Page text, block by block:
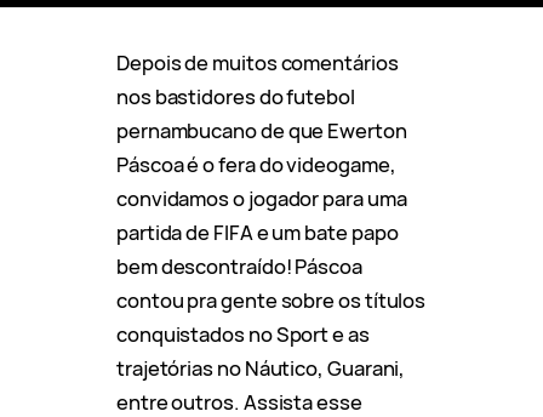
Depois de muitos comentários
nos bastidores do futebol
pernambucano de que Ewerton
Páscoa é o fera do videogame,
convidamos o jogador para uma
partida de FIFA e um bate papo
bem descontraído! Páscoa
contou pra gente sobre os títulos
conquistados no Sport e as
trajetórias no Náutico, Guarani,
entre outros. Assista esse